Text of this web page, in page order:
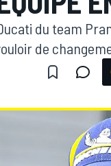
du team
de